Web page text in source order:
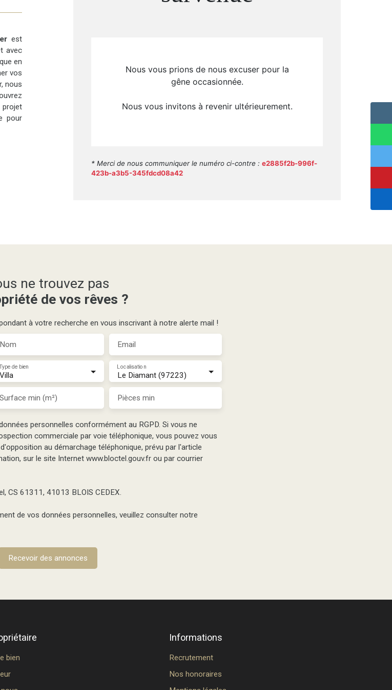
est
avec
en
vos
nous
projet
pour
ne trouvez pas
de vos rêves ?
à votre recherche en vous inscrivant à notre alerte mail !
Nom Email
Villa
de bien
Le Diamant (97223)
Localisation
Surface min (m²) Pièces min
personnelles conformément au RGPD. Si vous ne
commerciale par voie téléphonique, vous pouvez vous
au démarchage téléphonique, prévu par l'article
sur le site Internet www.bloctel.gouv.fr ou par courrier
CS 61311, 41013 BLOIS CEDEX.
de vos données personnelles, veuillez consulter notre
Recevoir des annonces
bien
Informations
Recrutement
Nos honoraires